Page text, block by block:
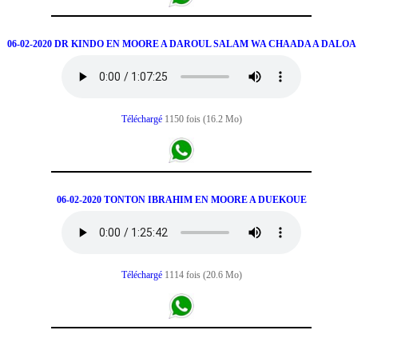
06-02-2020 DR KINDO EN MOORE A DAROUL SALAM WA CHAADA A DALOA
Téléchargé 1150 fois (16.2 Mo)
06-02-2020 TONTON IBRAHIM EN MOORE A DUEKOUE
Téléchargé 1114 fois (20.6 Mo)